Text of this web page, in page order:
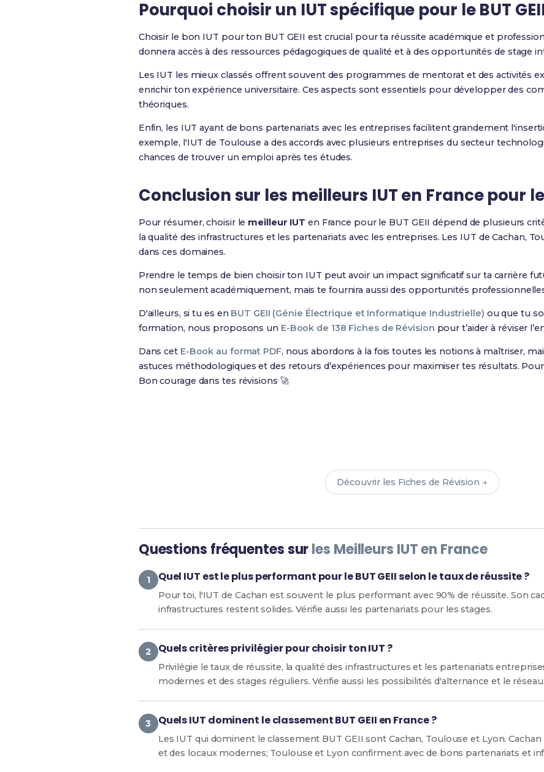
Pourquoi choisir un IUT spécifique pour le BUT
Choisir le bon IUT pour ton BUT GEII est crucial pour ta réussite académique et
donnera accès à des ressources pédagogiques de qualité et à des opportunités de stage
Les IUT les mieux classés offrent souvent des programmes de mentorat et des activités
enrichir ton expérience universitaire. Ces aspects sont essentiels pour développer des
théoriques.
Enfin, les IUT ayant de bons partenariats avec les entreprises facilitent grandement
exemple, l'IUT de Toulouse a des accords avec plusieurs entreprises du secteur
chances de trouver un emploi après tes études.
Conclusion sur les meilleurs IUT en France pour le
Pour résumer, choisir le meilleur IUT en France pour le BUT GEII dépend de plusieurs
la qualité des infrastructures et les partenariats avec les entreprises. Les IUT de Cachan,
dans ces domaines.
Prendre le temps de bien choisir ton IUT peut avoir un impact significatif sur ta carrière
non seulement académiquement, mais te fournira aussi des opportunités
D'ailleurs, si tu es en BUT GEII (Génie Électrique et Informatique Industrielle) ou que tu
formation, nous proposons un E-Book de 138 Fiches de Révision pour t’aider à réviser
Dans cet E-Book au format PDF, nous abordons à la fois toutes les notions à maîtriser,
astuces méthodologiques et des retours d’expériences pour maximiser tes résultats.
Bon courage dans tes révisions 🚀
Découvrir les Fiches de Révision →
Questions fréquentes surles Meilleurs IUT en France
Quel IUT est le plus performant pour le BUT GEII selon le taux de réussite ?
Pour toi, l'IUT de Cachan est souvent le plus performant avec 90% de réussite. Son
infrastructures restent solides. Vérifie aussi les partenariats pour les stages.
Quels critères privilégier pour choisir ton IUT ?
Privilégie le taux de réussite, la qualité des infrastructures et les partenariats
modernes et des stages réguliers. Vérifie aussi les possibilités d'alternance et le
Quels IUT dominent le classement BUT GEII en France ?
Les IUT qui dominent le classement BUT GEII sont Cachan, Toulouse et Lyon.
et des locaux modernes; Toulouse et Lyon confirment avec de bons partenariats et